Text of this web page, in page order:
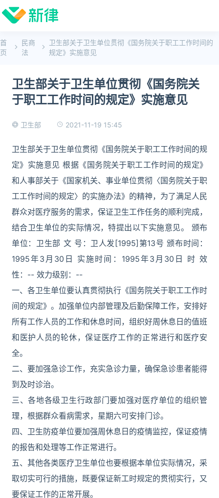
首
页
民商
法
卫生部关于卫生单位贯彻《国务院关于职工工作时间的
规定》实施意见
卫生部关于卫生单位贯彻《国务院关
于职工工作时间的规定》实施意见
卫生部 2021-11-19 15:45
卫生部关于卫生单位贯彻《国务院关于职工工作时间的规
定》实施意见 根据《国务院关于职工工作时间的规定》
和人事部关于《国家机关、事业单位贯彻〈国务院关于职
工工作时间的规定〉的实施办法》的精神，为了满足人民
群众对医疗服务的需求，保证卫生工作任务的顺利完成，
结合卫生单位的实际情况，特提出以下实施意见。 颁布
单位：卫生部 文 号：卫人发[1995]第13号 颁布时间：
1995年3月30日 实施时间：1995年3月30日 时 效
性：-- 效力级别：--
一、各卫生单位要认真贯彻执行《国务院关于职工工作时
间的规定》。加强单位内部管理及后勤保障工作，安排好
所有工作人员的工作和休息时间，组织好周休息日的值班
和医护人员的轮休，保证医疗工作的正常进行和医疗安
全。
二、要加强急诊工作，充实急诊力量，确保急诊患者能得
到及时诊治。
三、各地各级卫生行政部门要加强对医疗单位的组织管
理，根据群众看病需求，星期六可安排门诊。
四、卫生防疫单位要加强周休息日的疫情监控，保证疫情
的报告和处理等工作正常进行。
五、其他各类医疗卫生单位也要根据本单位实际情况，采
取切实可行的措施，既要保证新工时规定的贯彻实行，又
要保证工作的正常开展。